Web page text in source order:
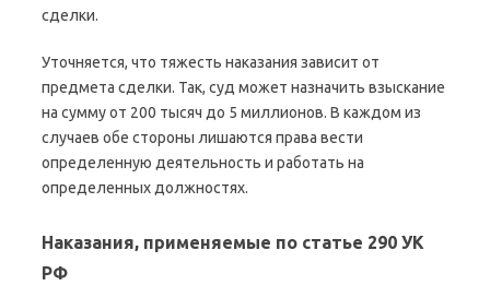
сделки.
Уточняется, что тяжесть наказания зависит от
предмета сделки. Так, суд может назначить взыскание
на сумму от 200 тысяч до 5 миллионов. В каждом из
случаев обе стороны лишаются права вести
определенную деятельность и работать на
определенных должностях.
Наказания, применяемые по статье 290 УК
РФ